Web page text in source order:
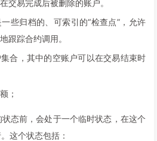
交易完成后被删除的账户。
些归档的、可索引的“检查点”，允许
跟踪合约调用。
合，其中的空账户可以在交易结束时
；
态前，会处于一个临时状态，在这个
这个状态包括：